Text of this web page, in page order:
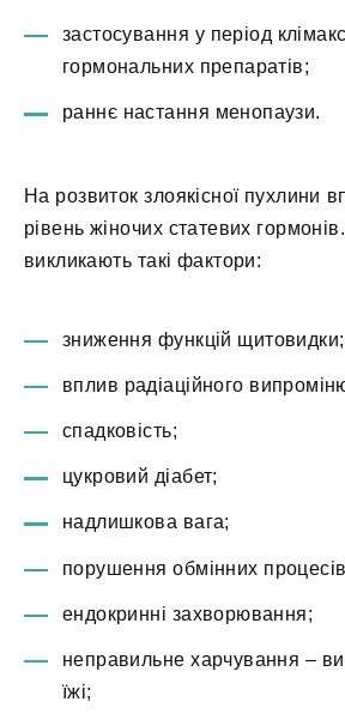
застосування у період
гормональних препаратів;
раннє настання менопаузи.
На розвиток злоякісної пухлини
рівень жіночих статевих
викликають такі фактори:
зниження функцій щитовидки;
вплив радіаційного
спадковість;
цукровий діабет;
надлишкова вага;
порушення обмінних
ендокринні захворювання;
неправильне харчування –
їжі;